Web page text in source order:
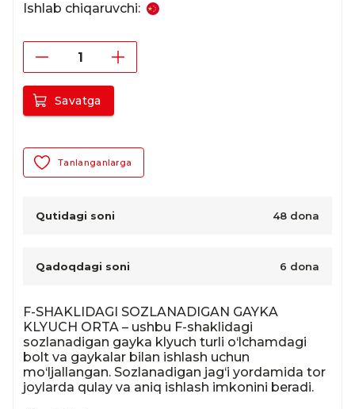
Ishlab chiqaruvchi:
Savatga
Tanlanganlarga
Qutidagi soni 48 dona
Qadoqdagi soni 6 dona
F-SHAKLIDAGI SOZLANADIGAN GAYKA
KLYUCH ORTA – ushbu F-shaklidagi
sozlanadigan gayka klyuch turli o‘lchamdagi
bolt va gaykalar bilan ishlash uchun
mo‘ljallangan. Sozlanadigan jag‘i yordamida tor
joylarda qulay va aniq ishlash imkonini beradi.